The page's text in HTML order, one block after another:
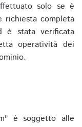
solo se è
richiesta completa
stata verificata
operatività dei
è soggetto alle